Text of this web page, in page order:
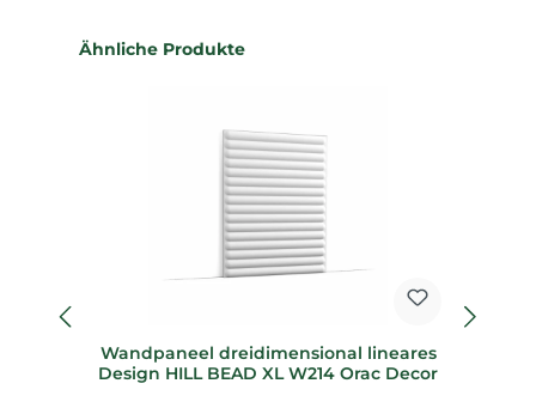
Produktgalerie überspringen
Ähnliche Produkte
Wandpaneel dreidimensional lineares
Design HILL BEAD XL W214 Orac Decor